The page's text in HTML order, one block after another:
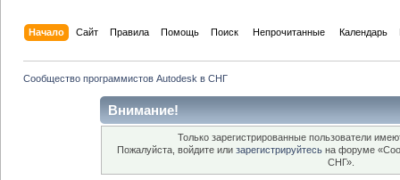
Начало Сайт Правила Помощь Поиск Непрочитанные Календарь
Сообщество программистов Autodesk в СНГ
Внимание!
Только зарегистрированные пользователи
Пожалуйста, войдите или зарегистрируйтесь на форуме
СНГ».